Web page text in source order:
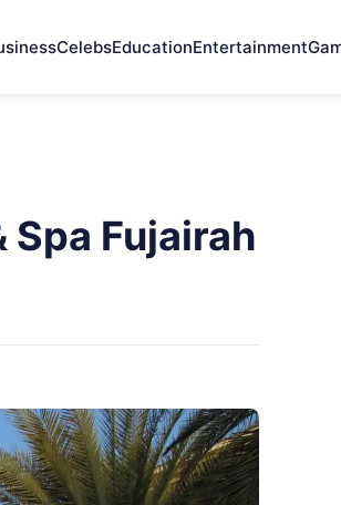
CelebsEducationEntertainment
Spa Fujairah